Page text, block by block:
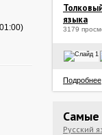
языка
3179
Подробнее
Самые
Русский